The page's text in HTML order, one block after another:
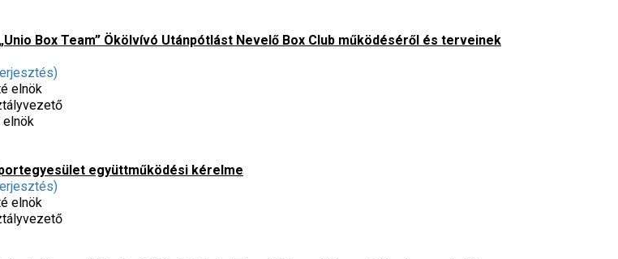
Box Team” Ökölvívó Utánpótlást Nevelő Box Club működéséről és terveinek
elnök
elnök
együttműködési kérelme
elnök